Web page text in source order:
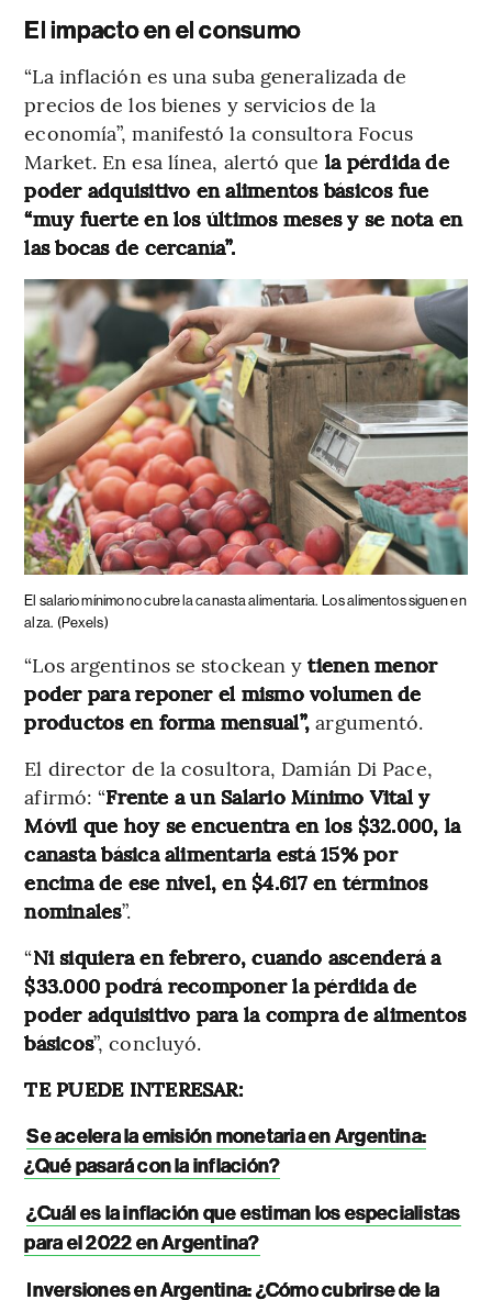
El impacto en el consumo
“La inflación es una suba generalizada de
precios de los bienes y servicios de la
economía”, manifestó la consultora Focus
Market. En esa línea, alertó que la pérdida de
poder adquisitivo en alimentos básicos fue
“muy fuerte en los últimos meses y se nota en
las bocas de cercanía”.
El salario mínimo no cubre la canasta alimentaria. Los alimentos siguen en
alza. (Pexels)
“Los argentinos se stockean ytienen menor
poder para reponer el mismo volumen de
productos en forma mensual”,argumentó.
El director de la cosultora, Damián Di Pace,
afirmó: “Frente a un Salario Mínimo Vital y
Móvil que hoy se encuentra en los $32.000, la
canasta básica alimentaria está 15% por
encima de ese nivel, en $4.617 en términos
nominales”.
“Ni siquiera en febrero, cuando ascenderá a
$33.000 podrá recomponer la pérdida de
poder adquisitivo para la compra de alimentos
básicos”, concluyó.
TE PUEDE INTERESAR:
Se acelera la emisión monetaria en Argentina:
¿Qué pasará con la inflación?
¿Cuál es la inflación que estiman los especialistas
para el 2022 en Argentina?
Inversiones en Argentina: ¿Cómo cubrirse de la